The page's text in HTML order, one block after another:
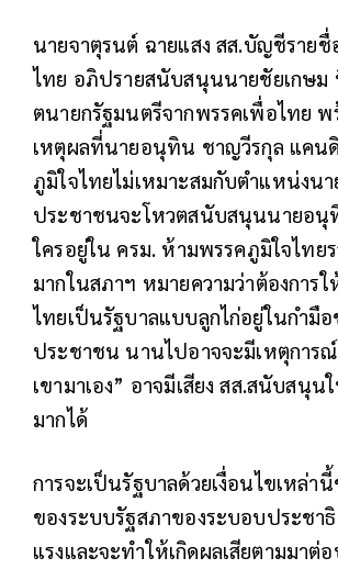
นายจาตุรนต์ ฉายแสง สส.บัญชีรายชื่
ไทย อภิปรายสนับสนุนนายชัยเกษม
ตนายกรัฐมนตรีจากพรรคเพื่อไทย พ
เหตุผลที่นายอนุทิน ชาญวีรกุล แคน
ภูมิใจไทยไม่เหมาะสมกับตำแหน่งน
ประชาชนจะโหวตสนับสนุนนายอนุ
ใครอยู่ใน ครม. ห้ามพรรคภูมิใจไทยร
มากในสภาฯ หมายความว่าต้องการ
ไทยเป็นรัฐบาลแบบลูกไก่อยู่ในกำมื
ประชาชน นานไปอาจจะมีเหตุการ
เขามาเอง” อาจมีเสียง สส.สนับสนุน
มากได้
การจะเป็นรัฐบาลด้วยเงื่อนไขเหล่า
ของระบบรัฐสภาของระบอบประชาธิ
แรงและจะทำให้เกิดผลเสียตามมาต่